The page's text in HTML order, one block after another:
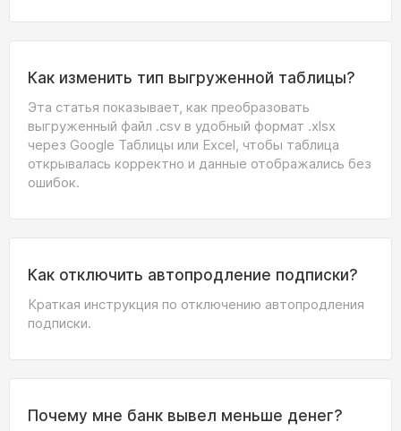
Как изменить тип выгруженной таблицы?
Эта статья показывает, как преобразовать
выгруженный файл .csv в удобный формат .xlsx
через Google Таблицы или Excel, чтобы таблица
открывалась корректно и данные отображались без
ошибок.
Как отключить автопродление подписки?
Краткая инструкция по отключению автопродления
подписки.
Почему мне банк вывел меньше денег?